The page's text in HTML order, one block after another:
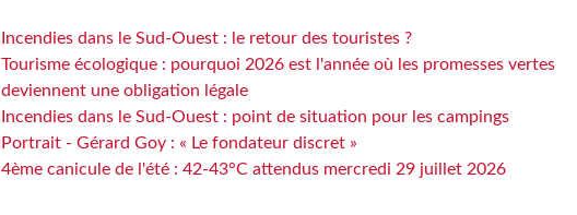
Incendies dans le Sud-Ouest : le retour des touristes ?
Tourisme écologique : pourquoi 2026 est l'année où les promesses vertes
deviennent une obligation légale
Incendies dans le Sud-Ouest : point de situation pour les campings
Portrait - Gérard Goy : « Le fondateur discret »
4ème canicule de l'été : 42-43°C attendus mercredi 29 juillet 2026